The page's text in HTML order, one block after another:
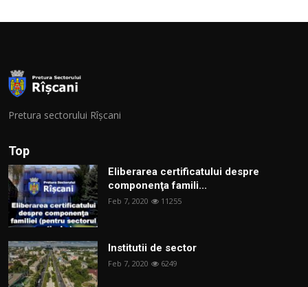
Pretura sectorului Rîșcani
Top
Eliberarea certificatului despre
componenţa famili...
Feb 7, 2020 11255
Institutii de sector
Feb 7, 2020 6249